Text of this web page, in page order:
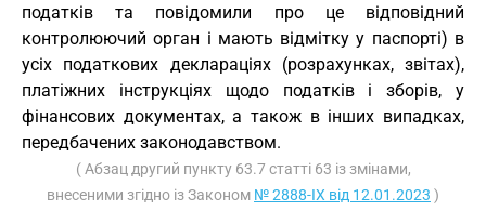
податків та повідомили про це відповідний
контролюючий орган і мають відмітку у паспорті) в
усіх податкових деклараціях (розрахунках, звітах),
платіжних інструкціях щодо податків і зборів, у
фінансових документах, а також в інших випадках,
передбачених законодавством.
( Абзац другий пункту 63.7 статті 63 із змінами,
внесеними згідно із Законом № 2888-IX від 12.01.2023 )